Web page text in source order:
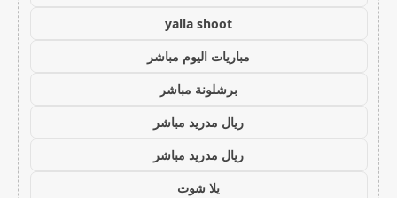
yalla shoot
مباريات اليوم مباشر
برشلونة مباشر
ريال مدريد مباشر
ريال مدريد مباشر
يلا شوت